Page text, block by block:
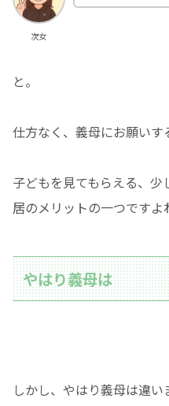
次女
と。
仕方なく、義母にお願いす
子どもを見てもらえる、
居のメリットの一つですよ
やはり義母は
しかし、やはり義母は違い